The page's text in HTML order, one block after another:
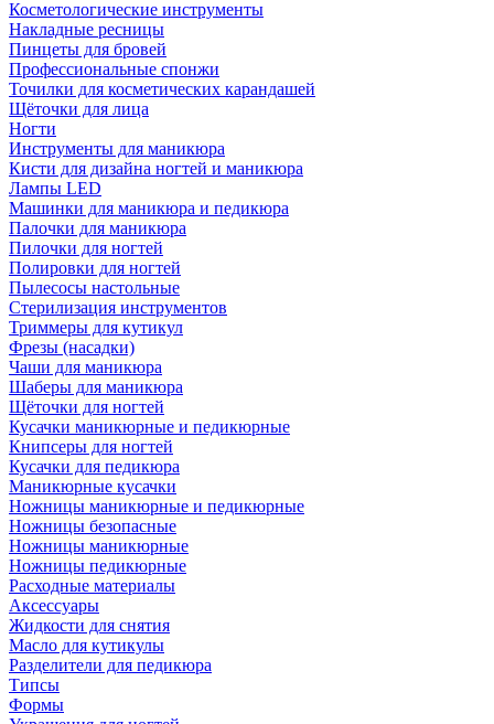
Косметологические инструменты
Накладные ресницы
Пинцеты для бровей
Профессиональные спонжи
Точилки для косметических карандашей
Щёточки для лица
Ногти
Инструменты для маникюра
Кисти для дизайна ногтей и маникюра
Лампы LED
Машинки для маникюра и педикюра
Палочки для маникюра
Пилочки для ногтей
Полировки для ногтей
Пылесосы настольные
Стерилизация инструментов
Триммеры для кутикул
Фрезы (насадки)
Чаши для маникюра
Шаберы для маникюра
Щёточки для ногтей
Кусачки маникюрные и педикюрные
Книпсеры для ногтей
Кусачки для педикюра
Маникюрные кусачки
Ножницы маникюрные и педикюрные
Ножницы безопасные
Ножницы маникюрные
Ножницы педикюрные
Расходные материалы
Аксессуары
Жидкости для снятия
Масло для кутикулы
Разделители для педикюра
Типсы
Формы